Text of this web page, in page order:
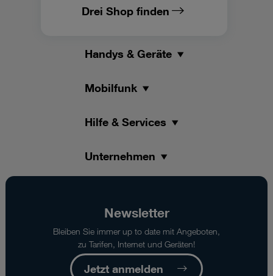
Drei Shop finden
Handys & Geräte
Mobilfunk
Hilfe & Services
Unternehmen
Newsletter
Bleiben Sie immer up to date mit Angeboten,
zu Tarifen, Internet und Geräten!
Jetzt anmelden